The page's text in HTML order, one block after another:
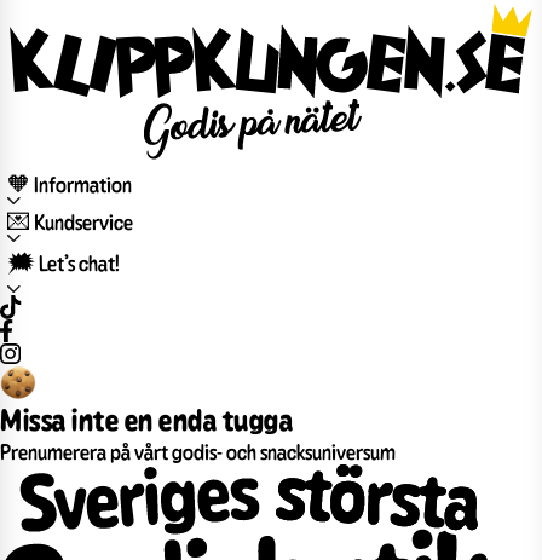
🧡 Information
💌 Kundservice
🗯️ Let’s chat!
Missa inte en enda tugga
Prenumerera på vårt godis- och snacksuniversum